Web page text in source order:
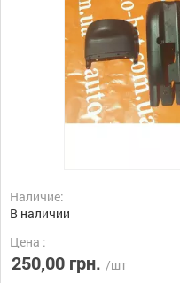
Наличие:
В наличии
Цена :
250,00 грн. /шт